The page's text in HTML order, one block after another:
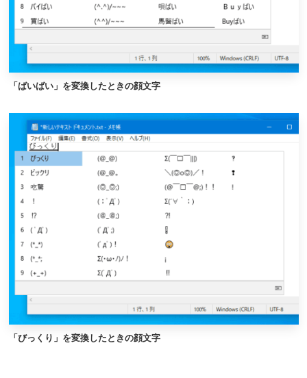
「ばいばい」を変換したときの顔文字
「びっくり」を変換したときの顔文字